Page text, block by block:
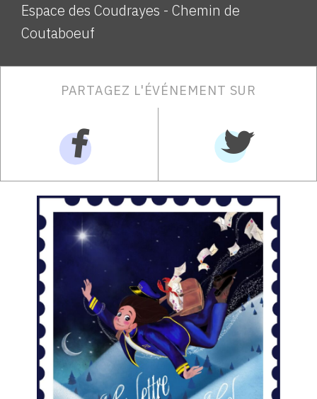
Espace des Coudrayes - Chemin de
Coutaboeuf
PARTAGEZ L'ÉVÉNEMENT SUR